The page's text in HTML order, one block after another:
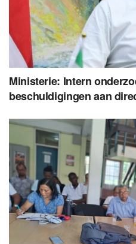
Ministerie: Intern
beschuldigingen aan